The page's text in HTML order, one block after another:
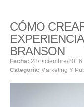
HOSTING
RESELLER
SERVIDORES VPS
CÓMO
BRANSON
Fecha: 28/diciembre/2016
Categoría: Marketing Y